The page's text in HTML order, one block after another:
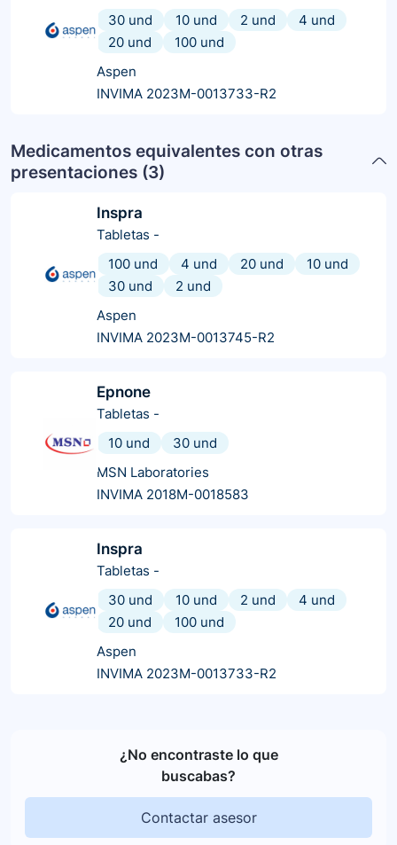
30 und
10 und 2 und
4 und
20 und
100 und
Aspen
INVIMA 2023M-0013733-R2
Medicamentos equivalentes con otras
presentaciones (3)
Inspra
Tabletas -
100 und
4 und 20 und
10 und
30 und
2 und
Aspen
INVIMA 2023M-0013745-R2
Epnone
Tabletas -
10 und
30 und
MSN Laboratories
INVIMA 2018M-0018583
Inspra
Tabletas -
30 und
10 und 2 und
4 und
20 und
100 und
Aspen
INVIMA 2023M-0013733-R2
¿No encontraste lo que
buscabas?
Contactar asesor